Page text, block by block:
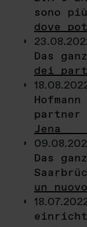
sono
dove
Das
dei
partner
Jena
Das
un